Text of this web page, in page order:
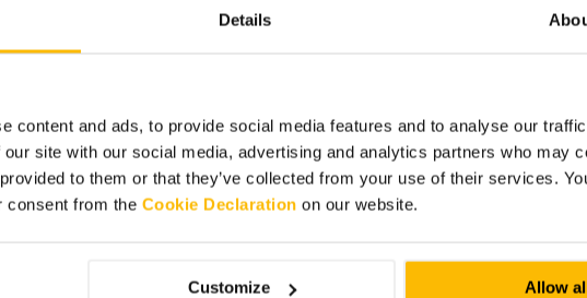
Details
content and ads, to provide social media features and to analyse our
site with our social media, advertising and analytics partners who may
to them or that they’ve collected from your use of their services.
consent from the Cookie Declaration on our website.
Customize Allow
Der Ort ist offen
auf einem
Stück Geschichte im Straßenbild.
Nehmen Sie bequeme Schuhe,
Detailaufnahmen der
Artikel oder Karten zur